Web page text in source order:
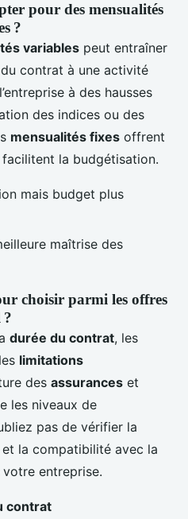
pour des mensualités
?
variables peut entraîner
contrat à une activité
à des hausses
des indices ou des
mensualités fixes offrent
la budgétisation.
mais budget plus
maîtrise des
choisir parmi les offres
?
durée du contrat, les
limitations
des assurances et
les niveaux de
pas de vérifier la
la compatibilité avec la
entreprise.
contrat